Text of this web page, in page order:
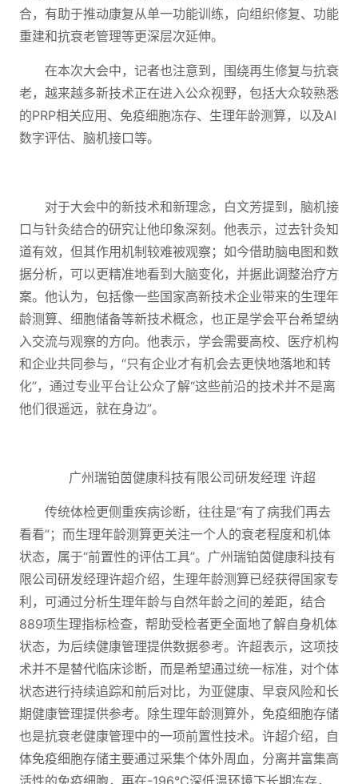
合，有助于推动康复从单一功能训练，向组织修复、功能
重建和抗衰老管理等更深层次延伸。
在本次大会中，记者也注意到，围绕再生修复与抗衰
老，越来越多新技术正在进入公众视野，包括大众较熟悉
的PRP相关应用、免疫细胞冻存、生理年龄测算，以及AI
数字评估、脑机接口等。
对于大会中的新技术和新理念，白文芳提到，脑机接
口与针灸结合的研究让他印象深刻。他表示，过去针灸知
道有效，但其作用机制较难被观察；如今借助脑电图和数
据分析，可以更精准地看到大脑变化，并据此调整治疗方
案。他认为，包括像一些国家高新技术企业带来的生理年
龄测算、细胞储备等新技术概念，也正是学会平台希望纳
入交流与观察的方向。他表示，学会需要高校、医疗机构
和企业共同参与，“只有企业才有机会去更快地落地和转
化”，通过专业平台让公众了解“这些前沿的技术并不是离
他们很遥远，就在身边”。
广州瑞铂茵健康科技有限公司研发经理 许超
传统体检更侧重疾病诊断，往往是“有了病我们再去
看看”；而生理年龄测算更关注一个人的衰老程度和机体
状态，属于“前置性的评估工具”。广州瑞铂茵健康科技有
限公司研发经理许超介绍，生理年龄测算已经获得国家专
利，可通过分析生理年龄与自然年龄之间的差距，结合
889项生理指标检查，帮助受检者更全面地了解自身机体
状态，为后续健康管理提供数据参考。许超表示，这项技
术并不是替代临床诊断，而是希望通过统一标准，对个体
状态进行持续追踪和前后对比，为亚健康、早衰风险和长
期健康管理提供参考。除生理年龄测算外，免疫细胞存储
也是抗衰老健康管理中的一项前置性技术。许超介绍，自
体免疫细胞存储主要通过采集个体外周血，分离并富集高
活性的免疫细胞，再在-196℃深低温环境下长期冻存，